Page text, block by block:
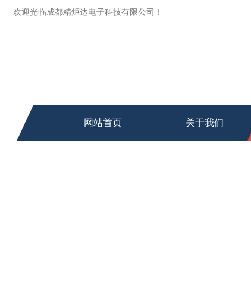
欢迎光临成都精炬达电子科技有限公司！
网站首页 关于我们